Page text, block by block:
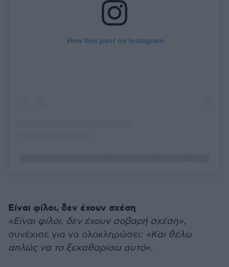
View this post on Instagram
Είναι φίλοι, δεν έχουν σχέση
«Είναι φίλοι, δεν έχουν σοβαρή σχέση»,
συνέχισε για να ολοκληρώσει: «Και θέλω
απλώς να το ξεκαθαρίσω αυτό».